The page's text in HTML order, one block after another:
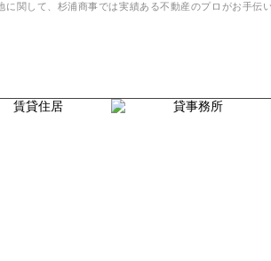
関して、杉浦商事では実績ある不動産のプロがお手伝